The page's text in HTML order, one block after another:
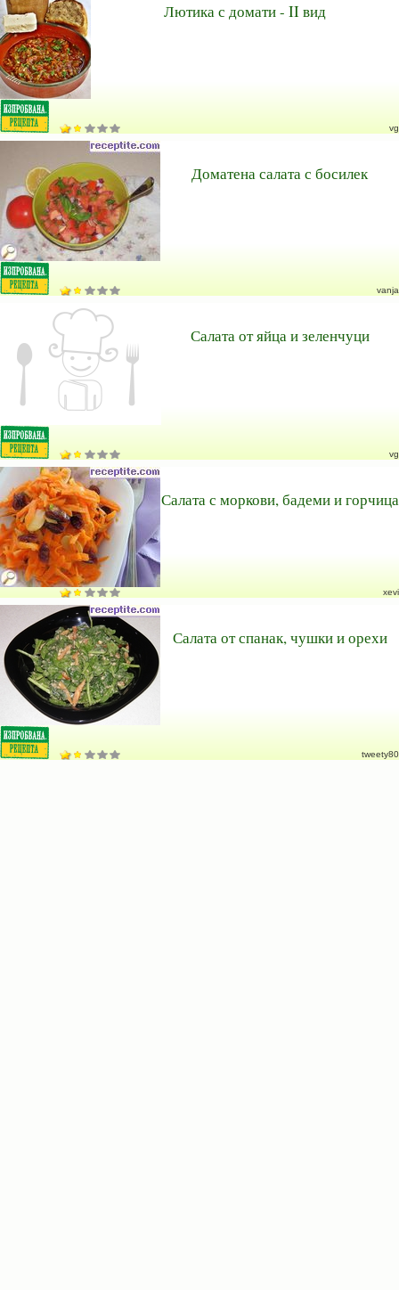
Лютика с домати - II вид
vg
Доматена салата с босилек
vanja
Салата от яйца и зеленчуци
vg
Салата с моркови, бадеми и горчица
xevi
Салата от спанак, чушки и орехи
tweety80